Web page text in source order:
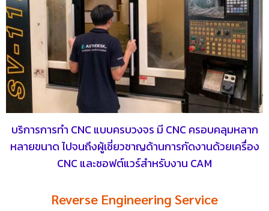
บริการการทำ CNC แบบครบวงจร มี CNC ครอบคลุมหลาก
หลายขนาด ไปจนถึงผู้เชี่ยวชาญด้านการกัดงานด้วยเครื่อง
CNC และซอฟต์แวร์สำหรับงาน CAM
Reverse Engineering Service